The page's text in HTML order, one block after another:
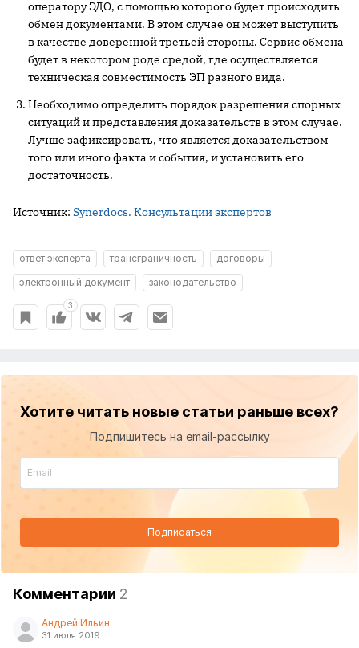
оператору ЭДО, с помощью которого будет происходить
обмен документами. В этом случае он может выступить
в качестве доверенной третьей стороны. Сервис обмена
будет в некотором роде средой, где осуществляется
техническая совместимость ЭП разного вида.
Необходимо определить порядок разрешения спорных
ситуаций и представления доказательств в этом случае.
Лучше зафиксировать, что является доказательством
того или иного факта и события, и установить его
достаточность.
Источник: Synerdocs. Консультации экспертов
ответ эксперта трансграничность
договоры
электронный документ
законодательство
3
Хотите читать новые статьи раньше всех?
Подпишитесь на email-рассылку
Подписаться
Комментарии 2
Андрей Ильин
31 июля 2019